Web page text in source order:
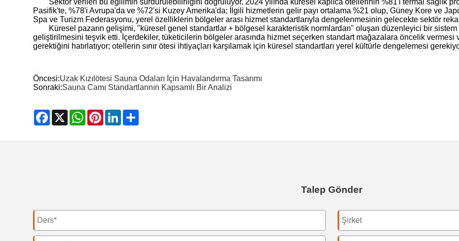
Pasifik'te, %78'i Avrupa'da ve %72'si Kuzey Amerika'da; İlgili hizmetlerin gelir payı ortalama %21 olup, Güney Kore ve
Spa ve Turizm Federasyonu, yerel özelliklerin bölgeler arası hizmet standartlarıyla dengelenmesinin gelecekte sektör
Küresel pazarın gelişimi, "küresel genel standartlar + bölgesel karakteristik normlardan" oluşan düzenleyici bir
geliştirilmesini teşvik etti. İçerdekiler, tüketicilerin bölgeler arasında hizmet seçerken standart mağazalara öncelik vermesi
gerektiğini hatırlatıyor; otellerin sınır ötesi ihtiyaçları karşılamak için küresel standartları yerel kültürle dengelemesi
Öncesi:Uzak Kızılötesi Sauna Odaları İçin Havalandırma Tasarımı
Sonraki:Sauna Camı Standartlarının Kapsamlı Bir Analizi
Facebook
X WhatsApp
PinterestLinkedIn
Talep Gönder